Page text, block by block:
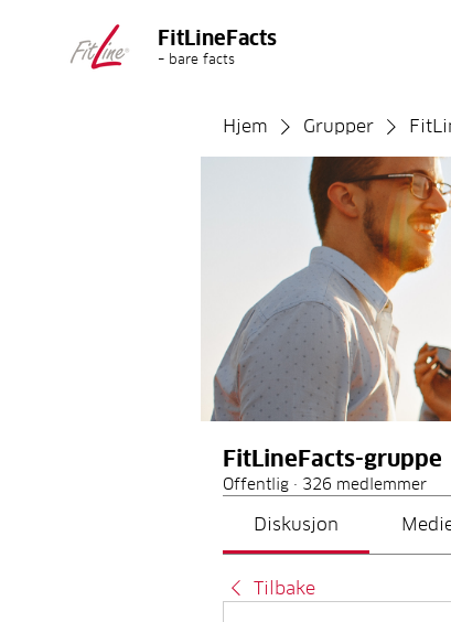
FitLineFacts
– bare facts
Hjem Grupper
FitLineFacts-gruppe
Offentlig · 326 medlemmer
Diskusjon
Tilbake